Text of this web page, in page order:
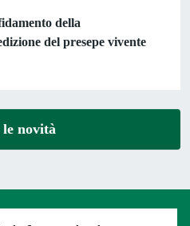
della
del presepe vivente
novità